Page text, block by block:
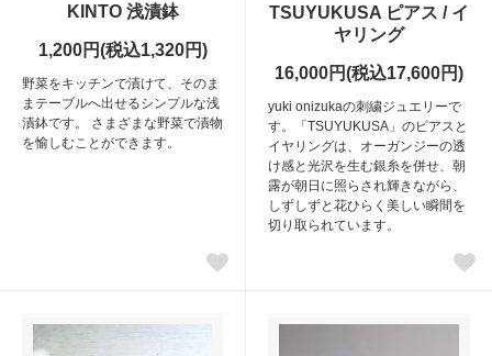
KINTO 浅漬鉢
1,200円(税込1,320円)
野菜をキッチンで漬けて、そのま
まテーブルへ出せるシンプルな浅
漬鉢です。 さまざまな野菜で漬物
を愉しむことができます。
TSUYUKUSA ピアス / イ
ヤリング
16,000円(税込17,600円)
yuki onizukaの刺繍ジュエリーで
す。「TSUYUKUSA」のピアスと
イヤリングは、オーガンジーの透
け感と光沢を生む銀糸を併せ、朝
露が朝日に照らされ輝きながら、
しずしずと花ひらく美しい瞬間を
切り取られています。